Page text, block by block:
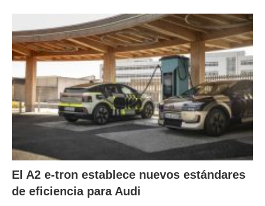
El A2 e-tron establece nuevos estándares
de eficiencia para Audi